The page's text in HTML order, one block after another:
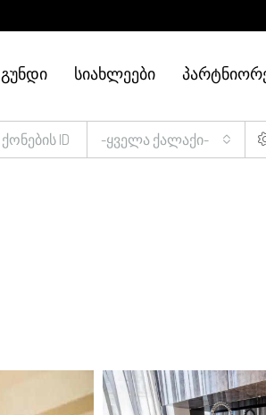
ᲒᲣᲜᲓᲘ ᲡᲘᲐᲮᲚᲔᲔᲑᲘ
-ყველა ქალაქი-